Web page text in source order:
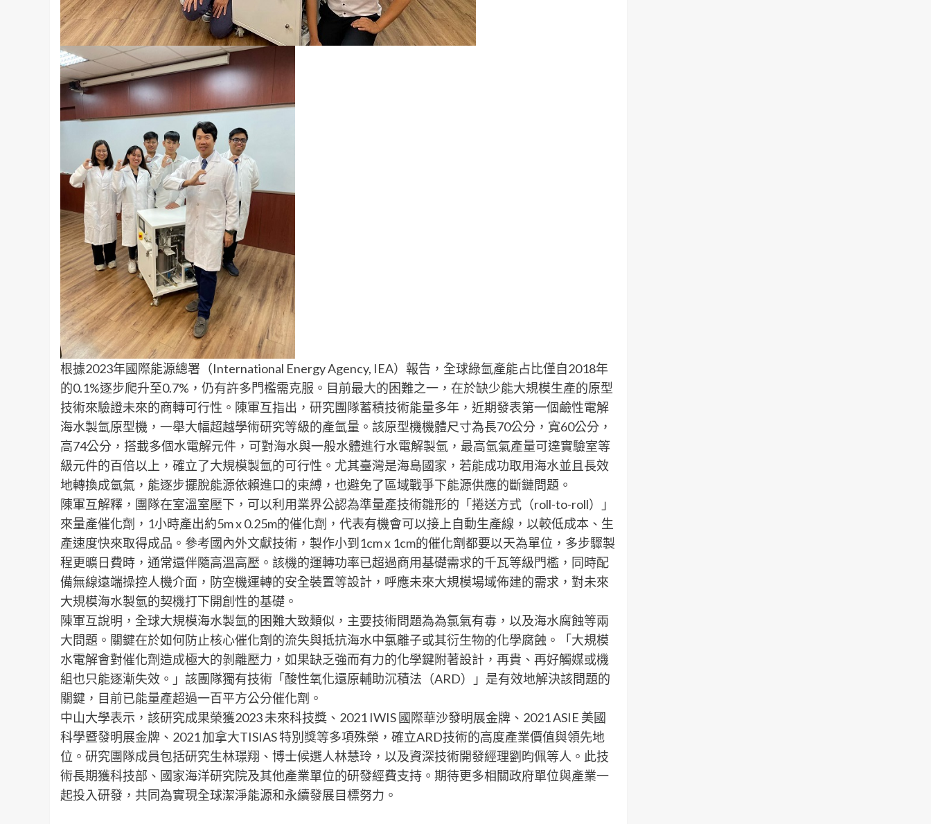
根據2023年國際能源總署（International Energy Agency, IEA）報告，全球綠氫產能占比僅自2018年
的0.1%逐步爬升至0.7%，仍有許多門檻需克服。目前最大的困難之一，在於缺少能大規模生產的原型
技術來驗證未來的商轉可行性。陳軍互指出，研究團隊蓄積技術能量多年，近期發表第一個鹼性電解
海水製氫原型機，一舉大幅超越學術研究等級的產氫量。該原型機機體尺寸為長70公分，寬60公分，
高74公分，搭載多個水電解元件，可對海水與一般水體進行水電解製氫，最高氫氣產量可達實驗室等
級元件的百倍以上，確立了大規模製氫的可行性。尤其臺灣是海島國家，若能成功取用海水並且長效
地轉換成氫氣，能逐步擺脫能源依賴進口的束縛，也避免了區域戰爭下能源供應的斷鏈問題。
陳軍互解釋，團隊在室溫室壓下，可以利用業界公認為準量產技術雛形的「捲送方式（roll-to-roll）」
來量產催化劑，1小時產出約5m x 0.25m的催化劑，代表有機會可以接上自動生產線，以較低成本、生
產速度快來取得成品。參考國內外文獻技術，製作小到1cm x 1cm的催化劑都要以天為單位，多步驟製
程更曠日費時，通常還伴隨高溫高壓。該機的運轉功率已超過商用基礎需求的千瓦等級門檻，同時配
備無線遠端操控人機介面，防空機運轉的安全裝置等設計，呼應未來大規模場域佈建的需求，對未來
大規模海水製氫的契機打下開創性的基礎。
陳軍互說明，全球大規模海水製氫的困難大致類似，主要技術問題為為氯氣有毒，以及海水腐蝕等兩
大問題。關鍵在於如何防止核心催化劑的流失與抵抗海水中氯離子或其衍生物的化學腐蝕。「大規模
水電解會對催化劑造成極大的剝離壓力，如果缺乏強而有力的化學鍵附著設計，再貴、再好觸媒或機
組也只能逐漸失效。」該團隊獨有技術「酸性氧化還原輔助沉積法（ARD）」是有效地解決該問題的
關鍵，目前已能量產超過一百平方公分催化劑。
中山大學表示，該研究成果榮獲2023 未來科技獎、2021 IWIS 國際華沙發明展金牌、2021 ASIE 美國
科學暨發明展金牌、2021 加拿大TISIAS 特別獎等多項殊榮，確立ARD技術的高度產業價值與領先地
位。研究團隊成員包括研究生林璟翔、博士候選人林慧玲，以及資深技術開發經理劉昀佩等人。此技
術長期獲科技部、國家海洋研究院及其他產業單位的研發經費支持。期待更多相關政府單位與產業一
起投入研發，共同為實現全球潔淨能源和永續發展目標努力。